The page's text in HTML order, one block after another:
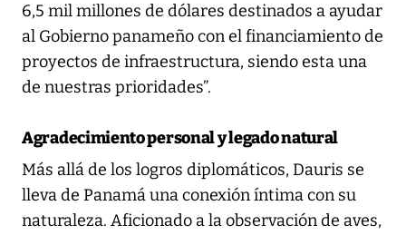
6,5 mil millones de dólares destinados a ayudar
al Gobierno panameño con el financiamiento de
proyectos de infraestructura, siendo esta una
de nuestras prioridades”.
Agradecimiento personal y legado natural
Más allá de los logros diplomáticos, Dauris se
lleva de Panamá una conexión íntima con su
naturaleza. Aficionado a la observación de aves,